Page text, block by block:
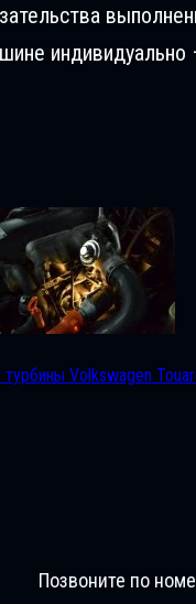
Volkswagen
Позвоните по